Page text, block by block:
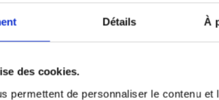
Détails À
des cookies.
permettent de personnaliser le contenu et
660 mm 330 mm
-